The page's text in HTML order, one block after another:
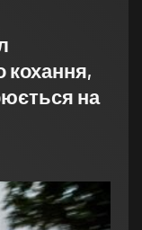
кохання,
на